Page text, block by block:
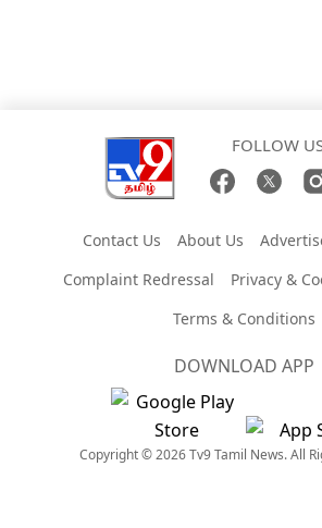
FOLLOW
Contact Us About Us
Complaint Redressal
Privacy &
Terms & Conditions
DOWNLOAD APP
Copyright © 2026 Tv9 Tamil News. All